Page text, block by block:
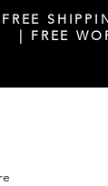
FREE
| FREE